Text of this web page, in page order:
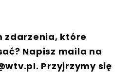
zdarzenia, które
Napisz maila na
. Przyjrzymy się